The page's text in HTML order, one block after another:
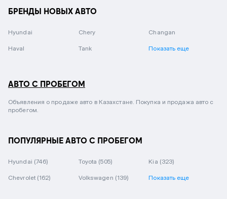
БРЕНДЫ НОВЫХ АВТО
Hyundai Chery Changan
Haval Tank Показать еще
АВТО С ПРОБЕГОМ
Объявления о продаже авто в Казахстане. Покупка и продажа авто с
пробегом.
ПОПУЛЯРНЫЕ АВТО С ПРОБЕГОМ
Hyundai (746) Toyota (505) Kia (323)
Chevrolet (162) Volkswagen (139) Показать еще